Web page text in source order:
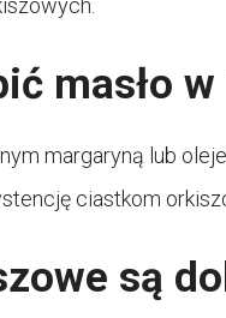
masło
margaryną lub
ciastkom
są